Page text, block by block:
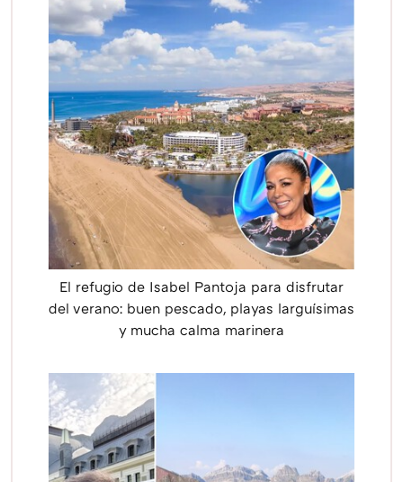
El refugio de Isabel Pantoja para disfrutar
del verano: buen pescado, playas larguísimas
y mucha calma marinera